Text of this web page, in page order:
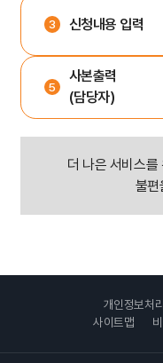
신청내용 입력
사본출력
(담당자)
더 나은 서비스를
불편
개인정보처
사이트맵